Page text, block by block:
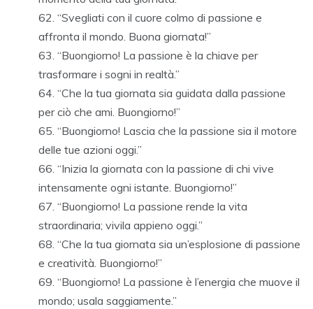
“Svegliati con il cuore colmo di passione e
affronta il mondo. Buona giornata!”
“Buongiorno! La passione è la chiave per
trasformare i sogni in realtà.”
“Che la tua giornata sia guidata dalla passione
per ciò che ami. Buongiorno!”
“Buongiorno! Lascia che la passione sia il motore
delle tue azioni oggi.”
“Inizia la giornata con la passione di chi vive
intensamente ogni istante. Buongiorno!”
“Buongiorno! La passione rende la vita
straordinaria; vivila appieno oggi.”
“Che la tua giornata sia un’esplosione di passione
e creatività. Buongiorno!”
“Buongiorno! La passione è l’energia che muove il
mondo; usala saggiamente.”